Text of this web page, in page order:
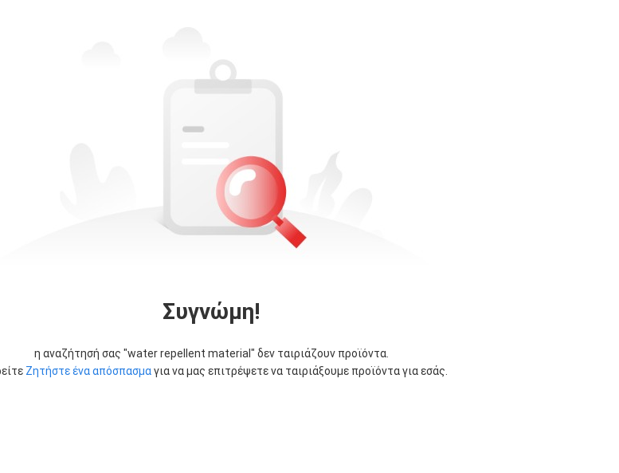
Συγνώμη!
η αναζήτησή σας "water repellent material " δεν ταιριάζουν προϊόντα.
Ζητήστε ένα απόσπασμαγια να μας επιτρέψετε να ταιριάξουμε προϊόντα για εσάς.